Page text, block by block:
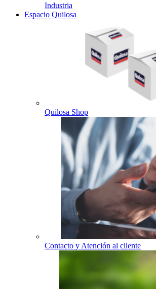
Industria
Espacio Quilosa
Quilosa Shop
Contacto y Atención al cliente